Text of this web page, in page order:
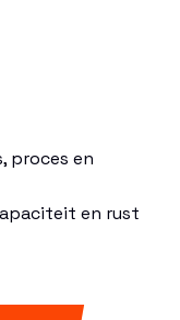
proces en
en rust